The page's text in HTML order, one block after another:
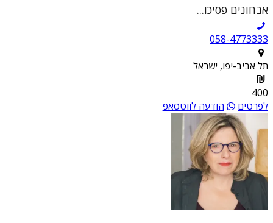
אבחונים פסיכו...
058-4773333
תל אביב-יפו, ישראל
400
לפרטים
הודעה לווטסאפ